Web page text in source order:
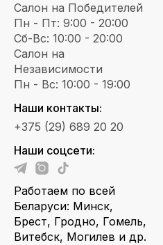
Салон на Победителей
Пн - Пт: 9:00 - 20:00
Сб-Вс: 10:00 - 20:00
Салон на
Независимости
Пн - Вс: 10:00 - 19:00
Наши контакты:
+375 (29) 689 20 20
Наши соцсети:
Работаем по всей
Беларуси: Минск,
Брест, Гродно, Гомель,
Витебск, Могилев и др.